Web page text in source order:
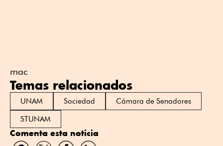
mac
Temas relacionados
UNAM Sociedad
Cámara de Senadores
STUNAM
Comenta esta noticia